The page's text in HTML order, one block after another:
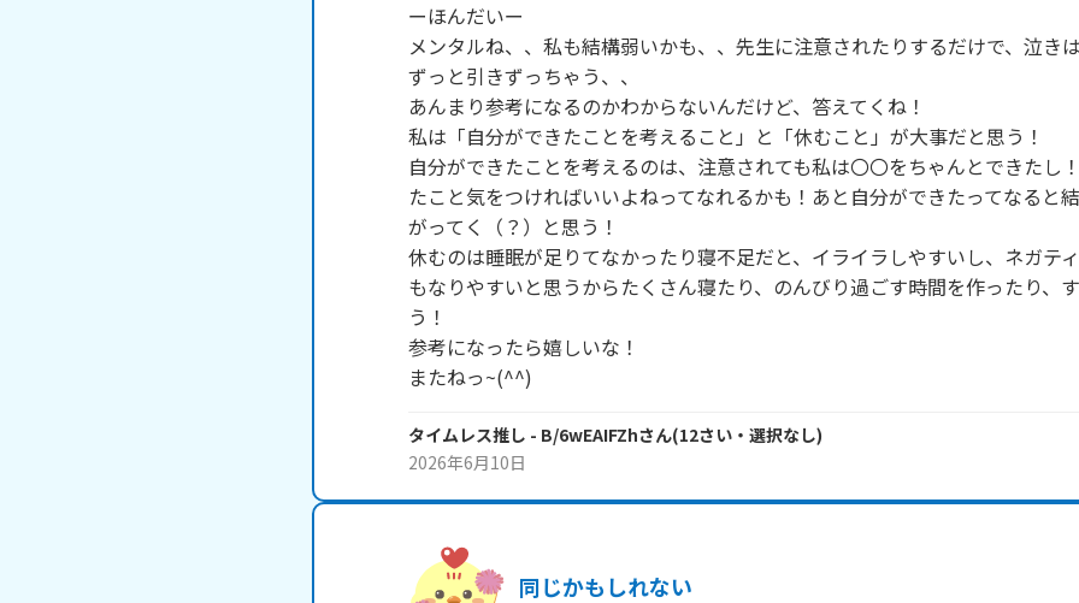
ーほんだいー
メンタルね、、私も結構弱いかも、、先生に注意されたりするだけで、泣きは
ずっと引きずっちゃう、、
あんまり参考になるのかわからないんだけど、答えてくね！
私は「自分ができたことを考えること」と「休むこと」が大事だと思う！
自分ができたことを考えるのは、注意されても私は〇〇をちゃんとできたし
たこと気をつければいいよねってなれるかも！あと自分ができたってなると
がってく（？）と思う！
休むのは睡眠が足りてなかったり寝不足だと、イライラしやすいし、ネガテ
もなりやすいと思うからたくさん寝たり、のんびり過ごす時間を作ったり、
う！
参考になったら嬉しいな！
またねっ~(^^)
タイムレス推し - B/6wEAIFZhさん(12さい・ 選択なし)
2026年6月10日
同じかもしれない